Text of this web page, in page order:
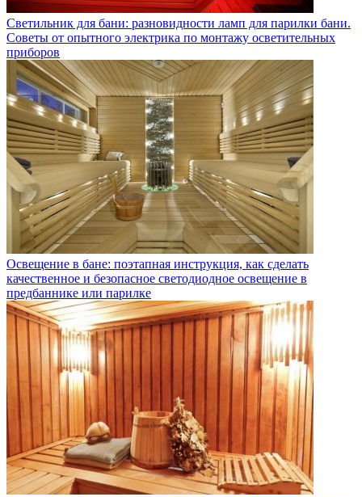
Светильник для бани: разновидности ламп для парилки бани.
Советы от опытного электрика по монтажу осветительных
приборов
Освещение в бане: поэтапная инструкция, как сделать
качественное и безопасное светодиодное освещение в
предбаннике или парилке